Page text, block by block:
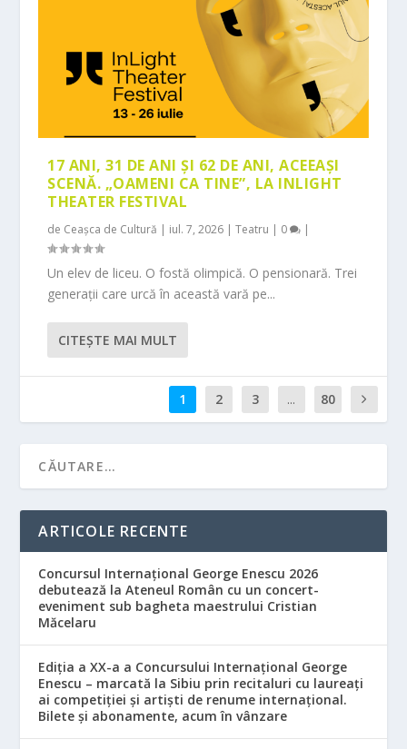
17 ANI, 31 DE ANI ȘI 62 DE ANI, ACEEAȘI
SCENĂ. „OAMENI CA TINE”, LA INLIGHT
THEATER FESTIVAL
de Ceașca de Cultură | iul. 7, 2026 |Teatru | 0 |
Un elev de liceu. O fostă olimpică. O pensionară. Trei
generații care urcă în această vară pe...
CITEŞTE MAI MULT
1 2 3 ... 80
ARTICOLE RECENTE
Concursul Internațional George Enescu 2026
debutează la Ateneul Român cu un concert-
eveniment sub bagheta maestrului Cristian
Măcelaru
Ediția a XX-a a Concursului Internațional George
Enescu – marcată la Sibiu prin recitaluri cu laureați
ai competiției și artiști de renume internațional.
Bilete și abonamente, acum în vânzare